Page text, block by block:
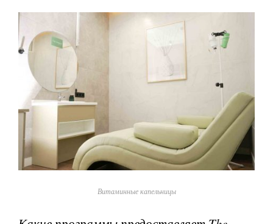
Витаминные капельницы